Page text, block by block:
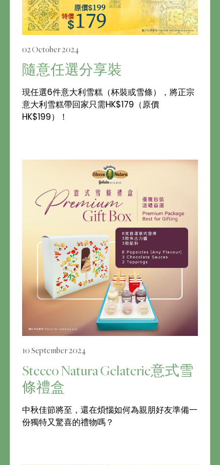
02 October 2024
隨意任選分享裝
現任選6件意大利雪糕（杯裝或雪條），將正宗
意大利雪糕帶回家只需HK$179（原價
HK$199）！
10 September 2024
Stecco Natura Gelaterie意式雪
條禮盒
中秋佳節將至，還在煩惱如何為親朋好友準備一
份獨特又驚喜的禮物嗎？